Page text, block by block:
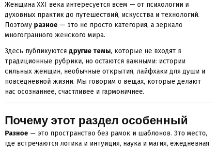
Женщина XXI века интересуется всем — от психологии и
духовных практик до путешествий, искусства и технологий.
Поэтому разное — это не просто категория, а зеркало
многогранного женского мира.
Здесь публикуются другие темы, которые не входят в
традиционные рубрики, но остаются важными: истории
сильных женщин, необычные открытия, лайфхаки для души и
повседневной жизни. Мы говорим о вещах, которые делают
нас осознаннее, счастливее и гармоничнее.
Почему этот раздел особенный
Разное — это пространство без рамок и шаблонов. Это место,
где встречаются логика и интуиция, наука и магия, ежедневная